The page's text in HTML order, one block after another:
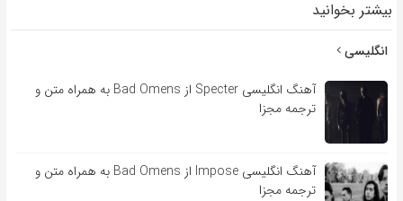
بیشتر بخوانید
انگلیسی
آهنگ انگلیسی Specter از Bad Omens به همراه متن و
ترجمه مجزا
آهنگ انگلیسی Impose از Bad Omens به همراه متن و
ترجمه مجزا